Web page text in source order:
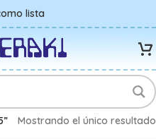
lista
Mostrando el único resultado